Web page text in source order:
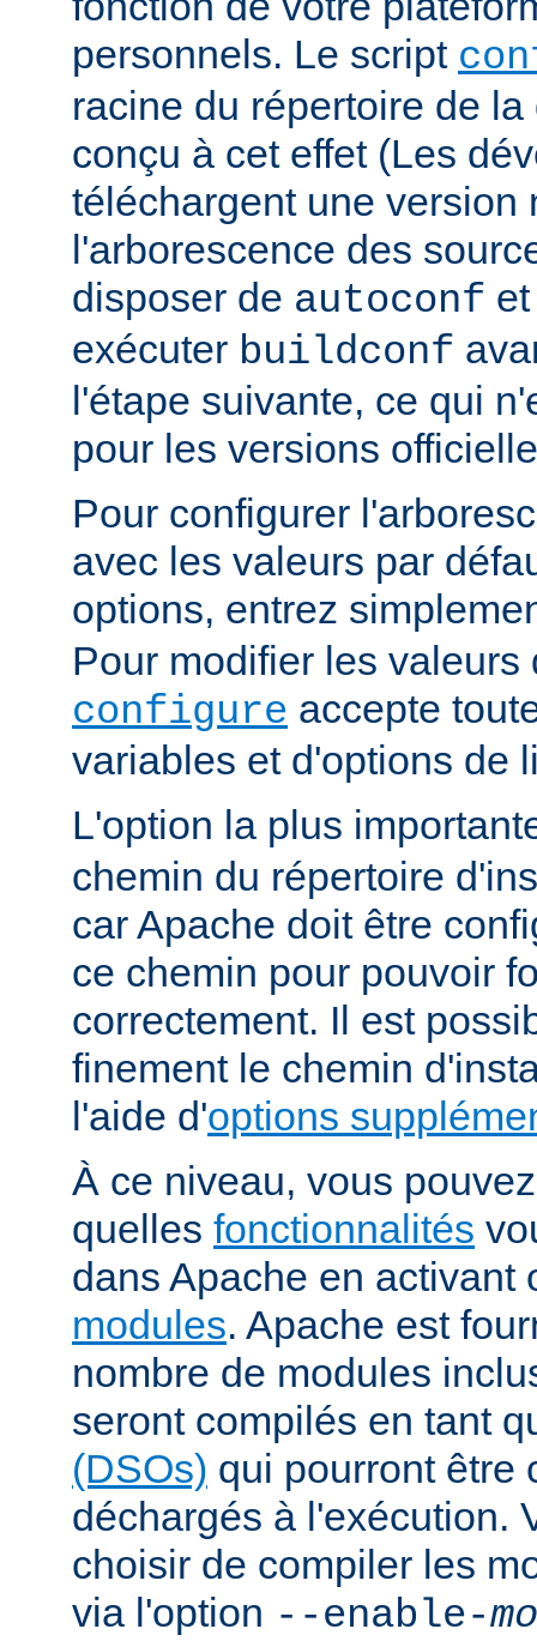
personnels. Le script
racine du répertoire de
conçu à cet effet (Les
téléchargent une version
l'arborescence des
disposer de autoconf
exécuter buildconf
l'étape suivante, ce qui
pour les versions
Pour configurer
avec les valeurs par
options, entrez
Pour modifier les valeurs
configure accepte
variables et d'options de
L'option la plus
chemin du répertoire
car Apache doit être
ce chemin pour pouvoir
correctement. Il est
finement le chemin
l'aide d'options
À ce niveau, vous
quelles fonctionnalités
dans Apache en activant
modules. Apache est
nombre de modules
seront compilés en tant
(DSOs) qui pourront être
déchargés à l'exécution.
choisir de compiler les
via l'option --enable-